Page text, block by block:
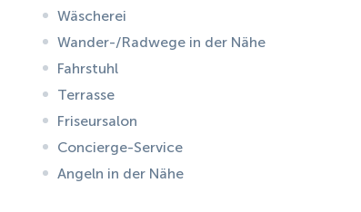
Wäscherei
Wander-/Radwege in der Nähe
Fahrstuhl
Terrasse
Friseursalon
Concierge-Service
Angeln in der Nähe